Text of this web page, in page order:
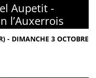
Aupetit -
l’Auxerrois
- DIMANCHE 3 OCTOBRE